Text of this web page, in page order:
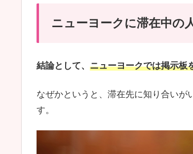
ニューヨークに滞在中の
結論として、 ニューヨークでは掲示板
なぜかというと、滞在先に知り合い
す。